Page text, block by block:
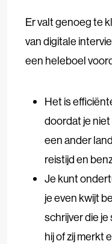
Er valt genoeg te
van digitale
een heleboel
Het is
doordat je
een ander
reistijd en
Je kunt
je even kwijt
schrijver die
hij of zij merkt